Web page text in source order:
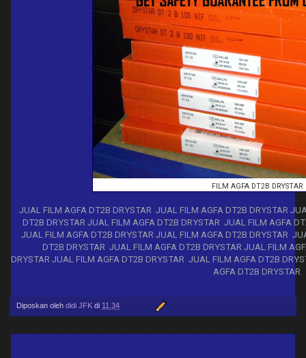
FILM AGFA DT2B DRYSTAR
JUAL FILM AGFA DT2B DRYSTAR JUAL FILM AGFA DT2B DRYSTAR
DT2B DRYSTAR JUAL FILM AGFA DT2B DRYSTAR JUAL FILM AGFA
JUAL FILM AGFA DT2B DRYSTAR JUAL FILM AGFA DT2B DRYSTAR
DT2B DRYSTAR JUAL FILM AGFA DT2B DRYSTAR JUAL FILM
DRYSTAR JUAL FILM AGFA DT2B DRYSTAR JUAL FILM AGFA DT2B
AGFA DT2B DRYSTAR
Diposkan oleh didi JFK di 11.34